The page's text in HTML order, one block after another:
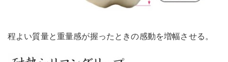
程よい質量と重量感が握ったときの感動を増幅させる。